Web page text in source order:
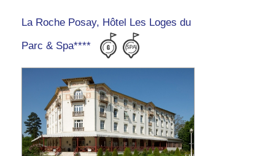
La Roche Posay, Hôtel Les Loges du
Parc & Spa****